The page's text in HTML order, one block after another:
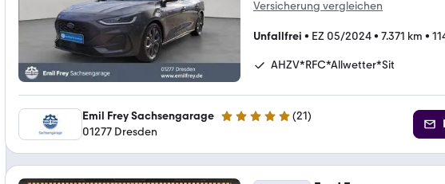
Versicherung vergleichen
Unfallfrei • EZ 05/2024• 7.371 km •
AHZV*RFC*Allwetter*Sit
Emil Frey Sachsengarage 5 Sterne (21)
01277 Dresden